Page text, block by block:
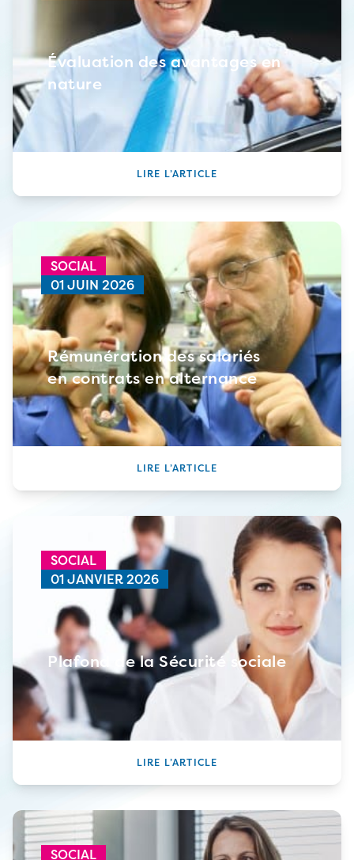
Évaluation des avantages en
nature
LIRE L’ARTICLE
SOCIAL
01 JUIN 2026
Rémunération des salariés
en contrats en alternance
LIRE L’ARTICLE
SOCIAL
01 JANVIER 2026
Plafond de la Sécurité sociale
LIRE L’ARTICLE
SOCIAL